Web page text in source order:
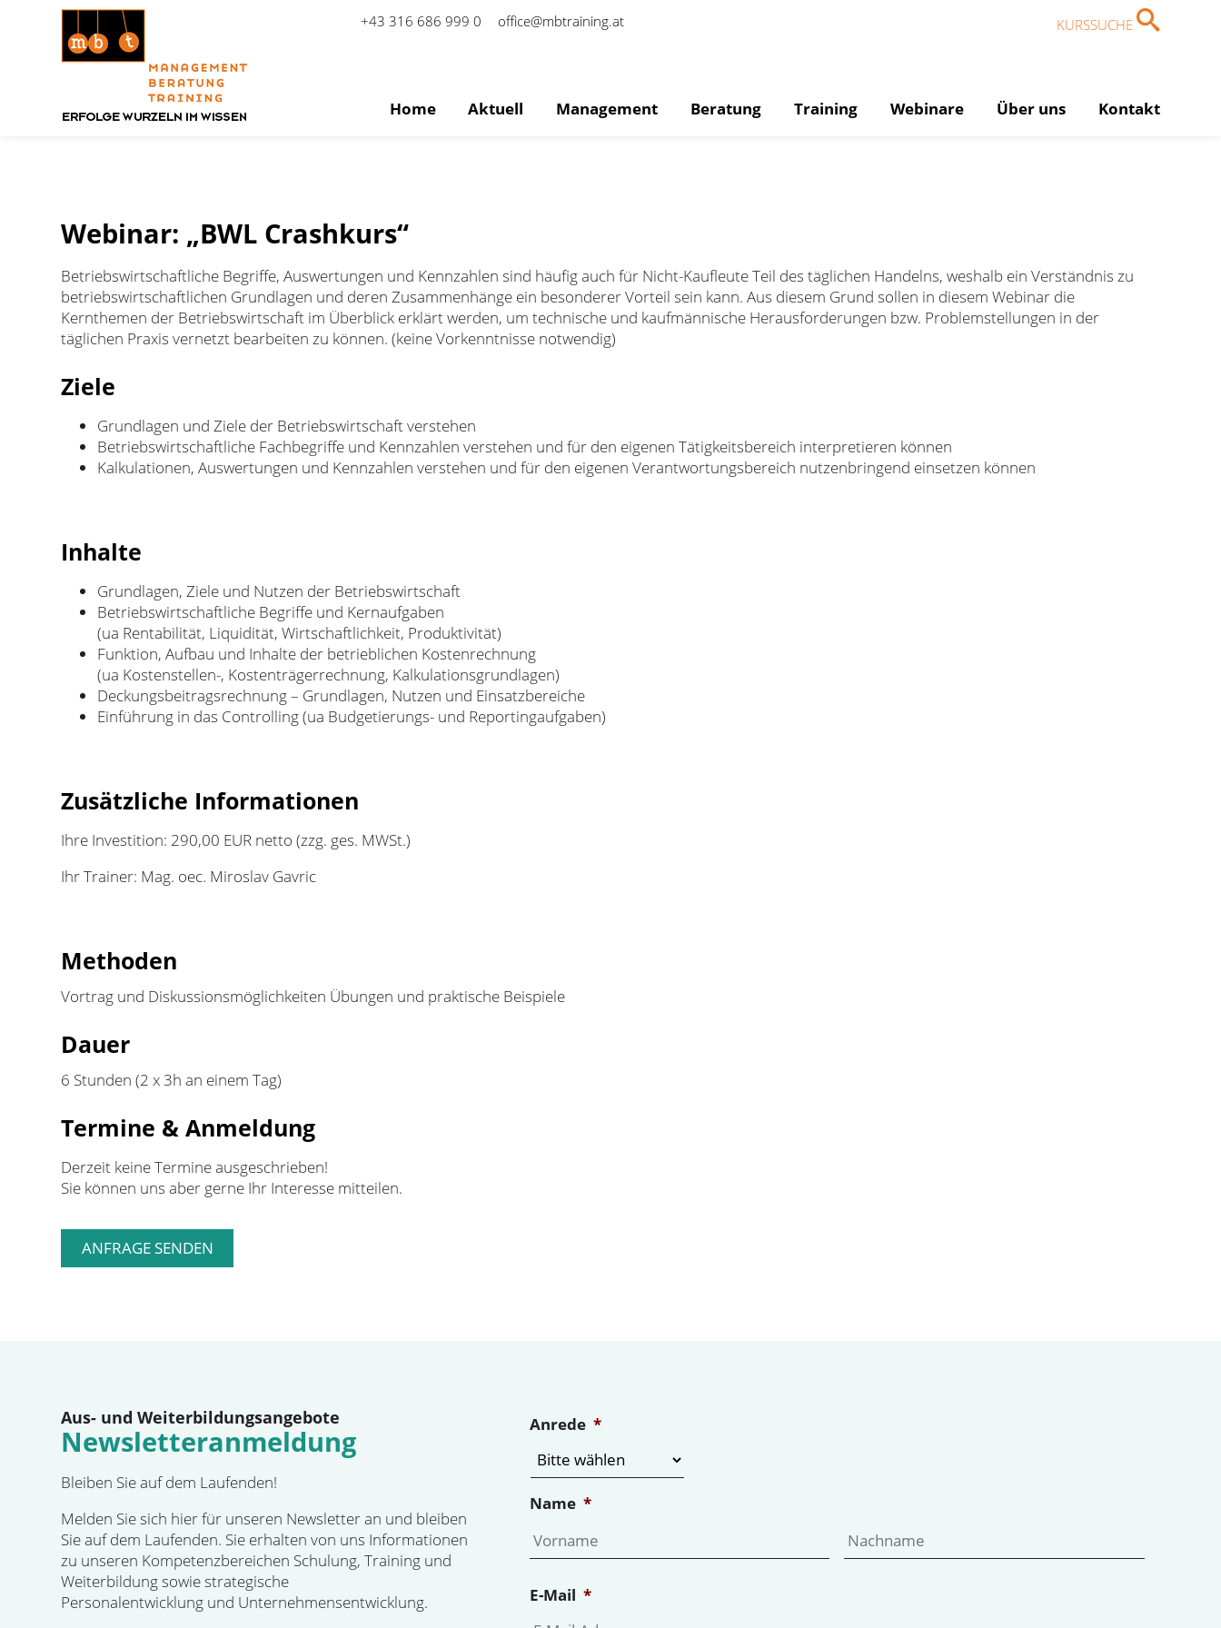
+43 316 686 999 0 office@mbtraining.at KURSSUCHE
Home Aktuell Management Beratung Training Webinare Über uns Kontakt
Webinar: „BWL Crashkurs“
Betriebswirtschaftliche Begriffe, Auswertungen und Kennzahlen sind häufig auch für Nicht-Kaufleute Teil des täglichen Handelns, weshalb ein Verständnis zu
betriebswirtschaftlichen Grundlagen und deren Zusammenhänge ein besonderer Vorteil sein kann. Aus diesem Grund sollen in diesem Webinar die
Kernthemen der Betriebswirtschaft im Überblick erklärt werden, um technische und kaufmännische Herausforderungen bzw. Problemstellungen in der
täglichen Praxis vernetzt bearbeiten zu können. (keine Vorkenntnisse notwendig)
Ziele
Grundlagen und Ziele der Betriebswirtschaft verstehen
Betriebswirtschaftliche Fachbegriffe und Kennzahlen verstehen und für den eigenen Tätigkeitsbereich interpretieren können
Kalkulationen, Auswertungen und Kennzahlen verstehen und für den eigenen Verantwortungsbereich nutzenbringend einsetzen können
Inhalte
Grundlagen, Ziele und Nutzen der Betriebswirtschaft
Betriebswirtschaftliche Begriffe und Kernaufgaben
(ua Rentabilität, Liquidität, Wirtschaftlichkeit, Produktivität)
Funktion, Aufbau und Inhalte der betrieblichen Kostenrechnung
(ua Kostenstellen-, Kostenträgerrechnung, Kalkulationsgrundlagen)
Deckungsbeitragsrechnung – Grundlagen, Nutzen und Einsatzbereiche
Einführung in das Controlling (ua Budgetierungs- und Reportingaufgaben)
Zusätzliche Informationen
Ihre Investition: 290,00 EUR netto (zzg. ges. MWSt.)
Ihr Trainer: Mag. oec. Miroslav Gavric
Methoden
Vortrag und Diskussionsmöglichkeiten Übungen und praktische Beispiele
Dauer
6 Stunden (2 x 3h an einem Tag)
Termine & Anmeldung
Derzeit keine Termine ausgeschrieben!
Sie können uns aber gerne Ihr Interesse mitteilen.
Aus- und Weiterbildungsangebote
Newsletteranmeldung
Bleiben Sie auf dem Laufenden!
Melden Sie sich hier für unseren Newsletter an und bleiben
Sie auf dem Laufenden. Sie erhalten von uns Informationen
zu unseren Kompetenzbereichen Schulung, Training und
Weiterbildung sowie strategische
Personalentwicklung und Unternehmensentwicklung.
Anrede *
Name *
Vorname
E-Mail *